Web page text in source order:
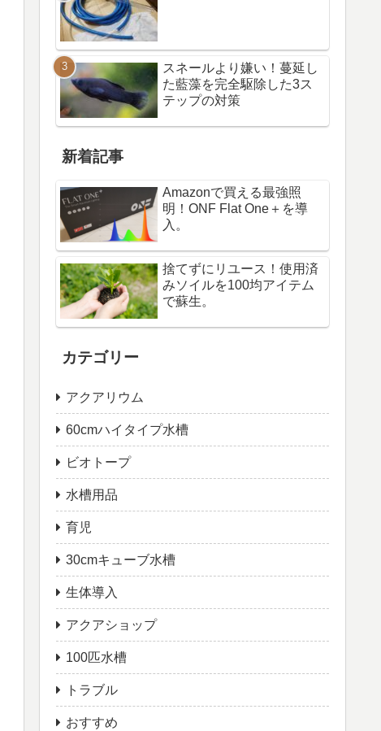
スネールより嫌い！蔓延し
た藍藻を完全駆除した3ス
テップの対策
新着記事
Amazonで買える最強照
明！ONF Flat One＋を導
入。
捨てずにリユース！使用済
みソイルを100均アイテム
で蘇生。
カテゴリー
アクアリウム
60cmハイタイプ水槽
ビオトープ
水槽用品
育児
30cmキューブ水槽
生体導入
アクアショップ
100匹水槽
トラブル
おすすめ